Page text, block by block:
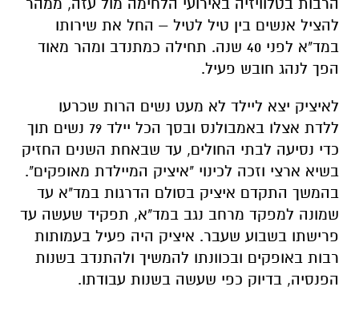
להציל אנשים בין טיל לטיל – החל את שירותו
במד"א לפני 40 שנה. תחילה כמתנדב ומהר מאוד
הפך לנהג חובש פעיל.
לאיציק יצא ליילד לא מעט נשים הרות שכרעו
ללדת אצלו באמבולנס ובסך הכל יילד 79 נשים תוך
כדי נסיעה לבתי החולים, עד שבאחת השנים החזיק
בשיא ארצי וזכה לכינוי "איציק המיילדת מאופקים".
בהמשך התקדם איציק בסולם הדרגות במד"א עד
שמונה למפקד מרחב נגב במד"א, תפקיד שעשה עד
פרישתו בשבוע שעבר. איציק היה פעיל בעמותות
רבות באופקים ובכוונתו להמשיך ולהתנדב בשנות
הפנסיה, בדיוק כפי שעשה בשנות עבודתו.